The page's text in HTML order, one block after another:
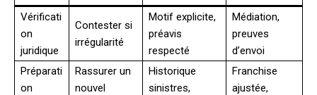
Vérificati
on
juridique
Contester si
irrégularité
Motif explicite,
préavis
respecté
Médiation,
preuves
d’envoi
Préparati
on
Rassurer un
nouvel
Historique
sinistres,
Franchise
ajustée,